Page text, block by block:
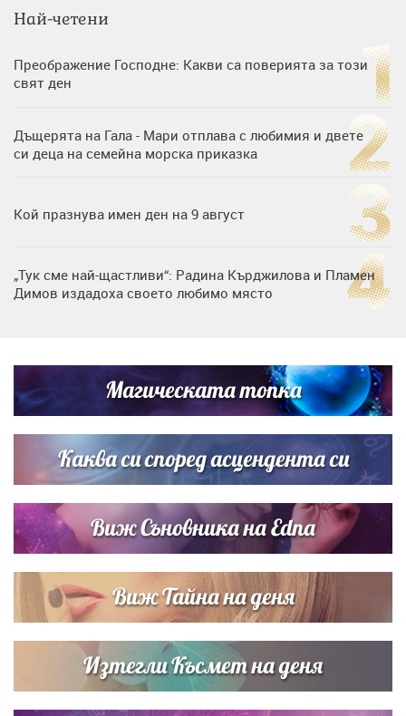
Най-четени
Преображение Господне: Какви са поверията за този
свят ден
Дъщерята на Гала - Мари отплава с любимия и двете
си деца на семейна морска приказка
Кой празнува имен ден на 9 август
„Тук сме най-щастливи“: Радина Кърджилова и Пламен
Димов издадоха своето любимо място
Братя Аргирови я изненадаха с песен
Магическата топка
Каква си според асцендента си
Виж Съновника на Edna
Виж Тайна на деня
Изтегли Късмет на деня